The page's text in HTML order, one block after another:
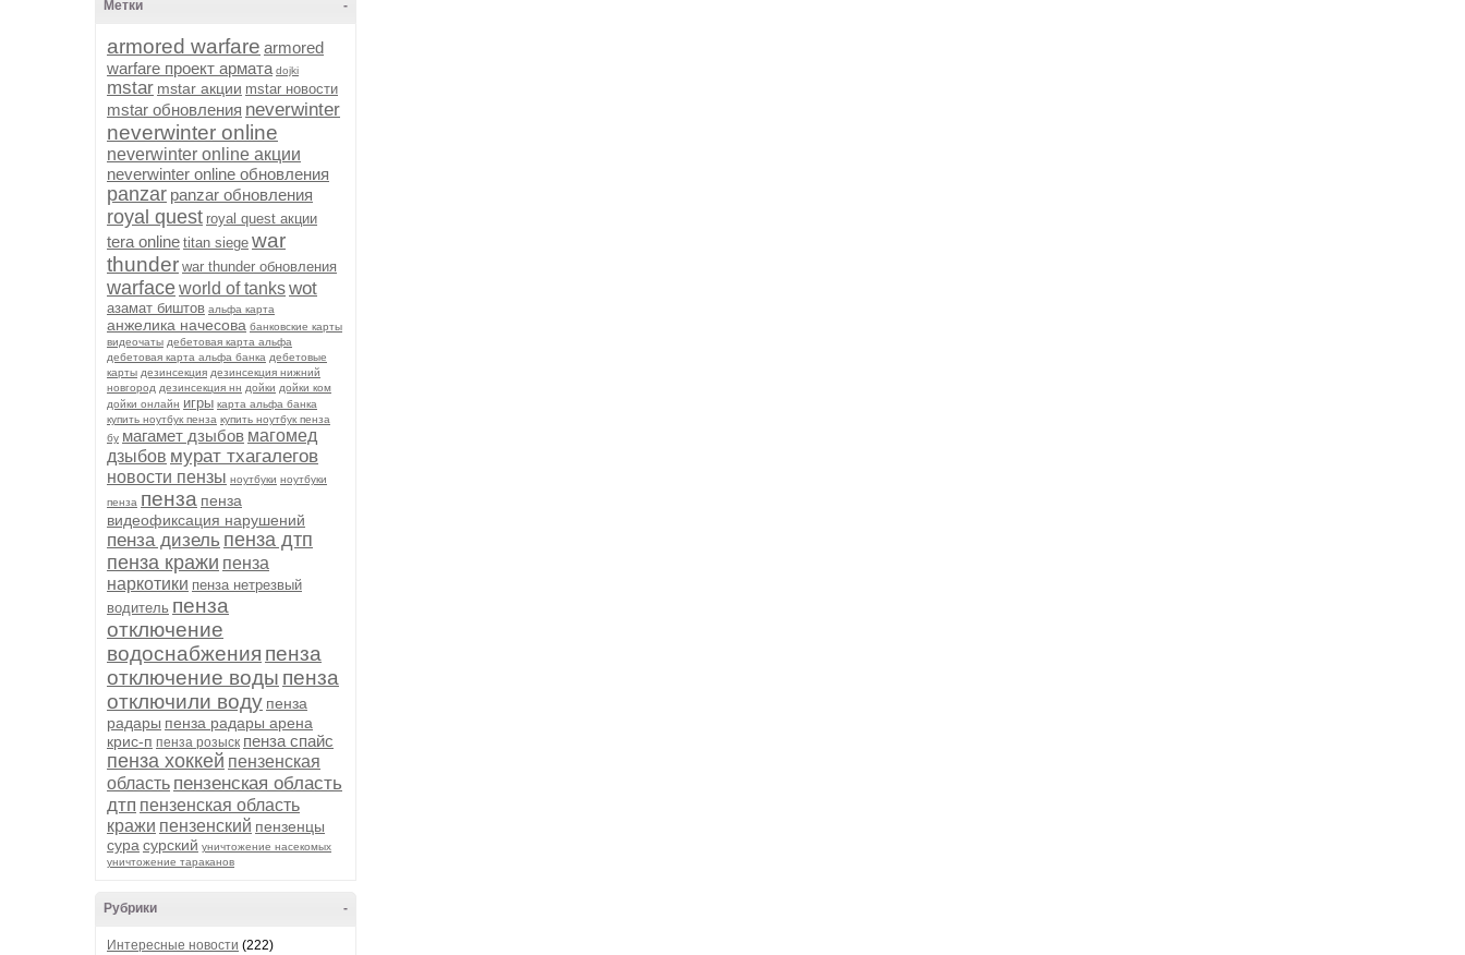
-
Метки
armored warfare armored
warfare проект армата dojki
mstar mstar акции mstar новости
mstar обновления neverwinter
neverwinter online
neverwinter online акции
neverwinter online обновления
panzar panzar обновления
royal quest royal quest акции
tera online titan siege war
thunder war thunder обновления
warfaceworld of tankswot
азамат биштов альфа карта
анжелика начесова банковские карты
видеочаты дебетовая карта альфа
дебетовая карта альфа банка дебетовые
карты дезинсекция дезинсекция нижний
новгород дезинсекция нн дойки дойки ком
дойки онлайн игры карта альфа банка
купить ноутбук пенза купить ноутбук пенза
бу магамет дзыбов магомед
дзыбов мурат тхагалегов
новости пензы ноутбуки ноутбуки
пенза пенза пенза
видеофиксация нарушений
пенза дизель пенза дтп
пенза кражи пенза
наркотики пенза нетрезвый
водитель пенза
отключение
водоснабжения пенза
отключение воды пенза
отключили воду пенза
радары пенза радары арена
крис-п пенза розыск пенза спайс
пенза хоккей пензенская
область пензенская область
дтп пензенская область
кражи пензенский пензенцы
сура сурский уничтожение насекомых
уничтожение тараканов
-
Рубрики
Интересные новости (222)